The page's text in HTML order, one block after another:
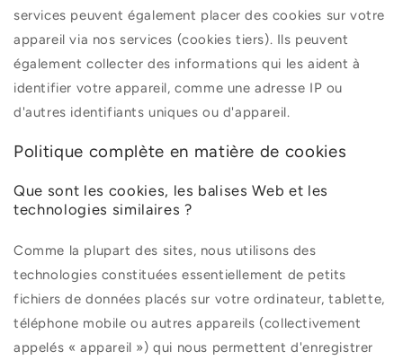
services peuvent également placer des cookies sur votre
appareil via nos services (cookies tiers). Ils peuvent
également collecter des informations qui les aident à
identifier votre appareil, comme une adresse IP ou
d'autres identifiants uniques ou d'appareil.
Politique complète en matière de cookies
Que sont les cookies, les balises Web et les
technologies similaires ?
Comme la plupart des sites, nous utilisons des
technologies constituées essentiellement de petits
fichiers de données placés sur votre ordinateur, tablette,
téléphone mobile ou autres appareils (collectivement
appelés « appareil ») qui nous permettent d'enregistrer